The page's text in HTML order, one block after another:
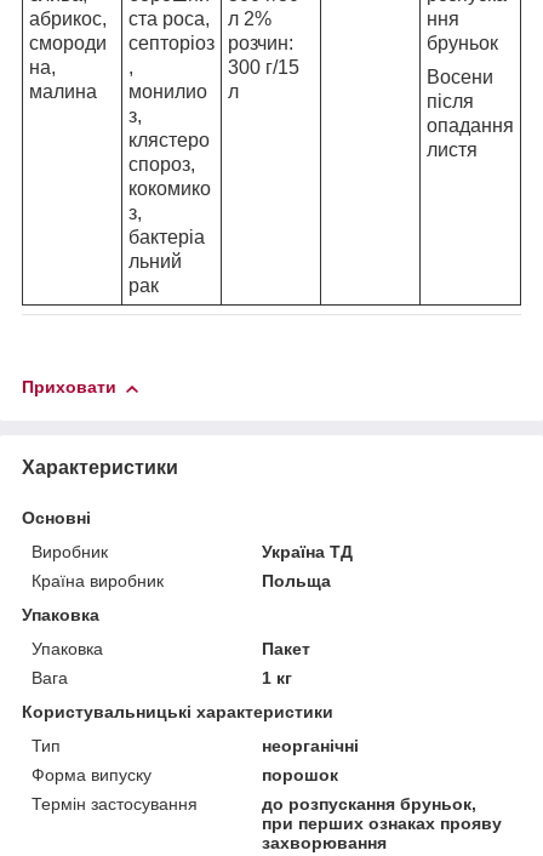
абрикос,
смороди
на,
малина
ста роса,
септоріоз
,
монилио
з,
клястеро
спороз,
кокомико
з,
бактеріа
льний
рак
л 2%
розчин:
300 г/15
л
ння
бруньок
Восени
після
опадання
листя
Приховати
Характеристики
Основні
Виробник
Україна ТД
Країна виробник
Польща
Упаковка
Упаковка
Пакет
Вага
1 кг
Користувальницькі характеристики
Тип
неорганічні
Форма випуску
порошок
Термін застосування
до розпускання бруньок,
при перших ознаках прояву
захворювання